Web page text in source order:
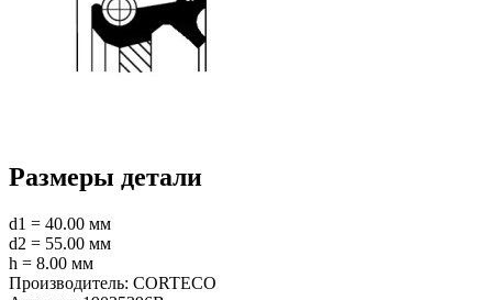
Размеры детали
d1 = 40.00 мм
d2 = 55.00 мм
h = 8.00 мм
Производитель: CORTECO